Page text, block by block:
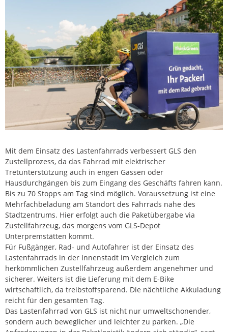
Mit dem Einsatz des Lastenfahrrads verbessert GLS den
Zustellprozess, da das Fahrrad mit elektrischer
Tretunterstützung auch in engen Gassen oder
Hausdurchgängen bis zum Eingang des Geschäfts fahren kann.
Bis zu 70 Stopps am Tag sind möglich. Voraussetzung ist eine
Mehrfachbeladung am Standort des Fahrrads nahe des
Stadtzentrums. Hier erfolgt auch die Paketübergabe via
Zustellfahrzeug, das morgens vom GLS-Depot
Unterpremstätten kommt.
Für Fußgänger, Rad- und Autofahrer ist der Einsatz des
Lastenfahrrads in der Innenstadt im Vergleich zum
herkömmlichen Zustellfahrzeug außerdem angenehmer und
sicherer. Weiters ist die Lieferung mit dem E-Bike
wirtschaftlich, da treibstoffsparend. Die nächtliche Akkuladung
reicht für den gesamten Tag.
Das Lastenfahrrad von GLS ist nicht nur umweltschonender,
sondern auch beweglicher und leichter zu parken. „Die